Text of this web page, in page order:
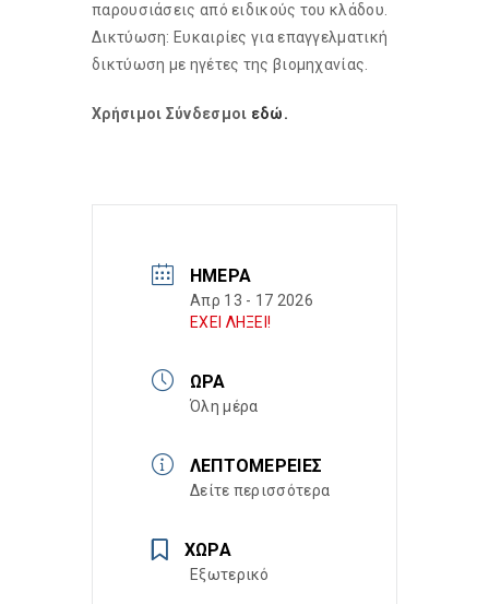
παρουσιάσεις από ειδικούς του κλάδου.
Δικτύωση: Ευκαιρίες για επαγγελματική
δικτύωση με ηγέτες της βιομηχανίας.
Χρήσιμοι Σύνδεσμοι εδώ.
ΗΜΈΡΑ
Απρ 13 - 17 2026
ΕΧΕΙ ΛΗΞΕΙ!
ΏΡΑ
Όλη μέρα
ΛΕΠΤΟΜΈΡΕΙΕΣ
Δείτε περισσότερα
ΧΏΡΑ
Εξωτερικό